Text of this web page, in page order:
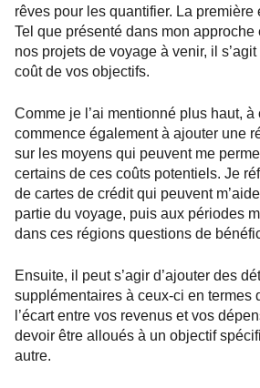
rêves pour les quantifier. La première
Tel que présenté dans mon
nos projets de voyage à venir, il
coût de vos objectifs.
Comme je l’ai mentionné plus haut, à
commence également à ajouter une
sur les moyens qui peuvent me
certains de ces coûts potentiels. Je
de cartes de crédit qui peuvent
partie du voyage, puis aux périodes
dans ces régions questions de
Ensuite, il peut s’agir d’ajouter des
supplémentaires à ceux-ci en termes
l’écart entre vos revenus et vos
devoir être alloués à un objectif
autre.